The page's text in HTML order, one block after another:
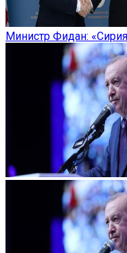
Министр Фидан: